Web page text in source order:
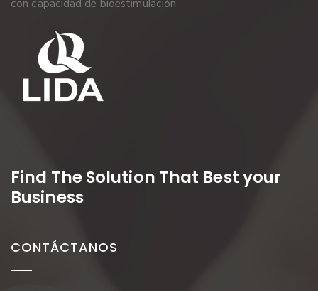
con capacidad de bioestimulación.
Find The Solution That Best your
Business
CONTÁCTANOS